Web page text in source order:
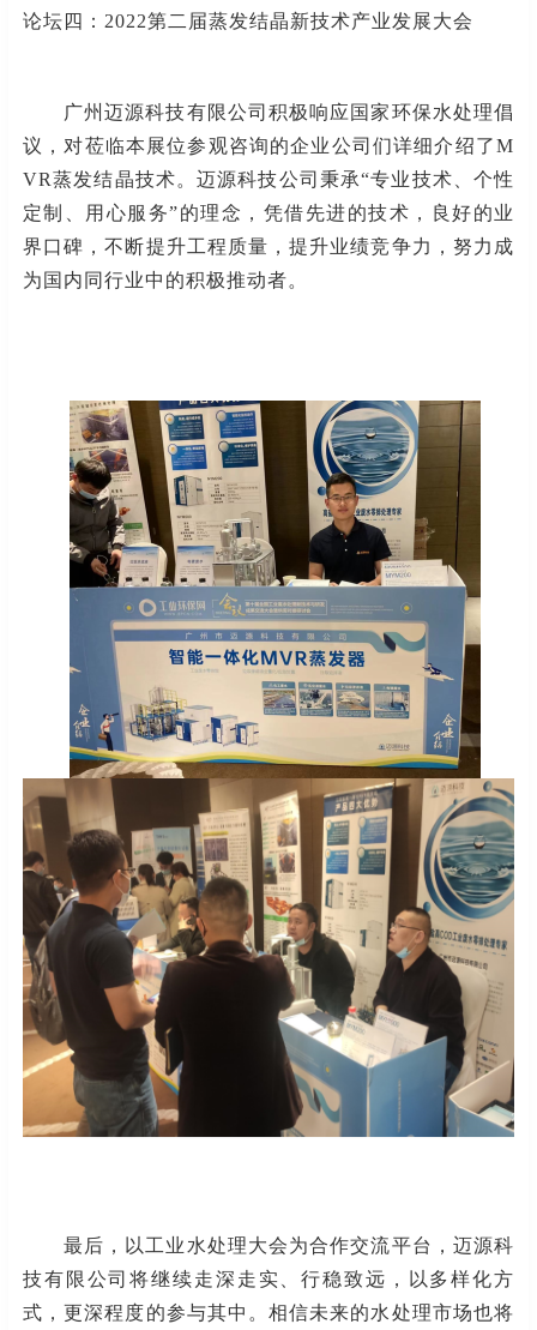
论坛四： 2022第二届蒸发结晶新技术产业发展大会
广州迈源科技有限公司 积极响应国家环保水处理倡
议， 对莅临本展位参观咨询的企业公司们详细介绍了M
VR蒸发结晶技术。迈源科技公司秉承“专业技术、个性
定制、用心服务”的理念，凭借先进的技术，良好的业
界口碑，不断提升工程质量，提升业绩竞争力，努力成
为国内同行业中的积极推动者。
最后， 以工业水处理大会为合作交流平台， 迈源科
技有限公司将继续走深走实、行稳致远，以多样化方
式，更深程度的参与其中。相信未来的水处理市场也将